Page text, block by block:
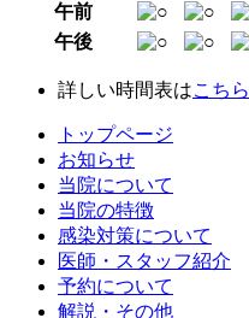
午前
午後
詳しい時間表はこちら
トップページ
お知らせ
当院について
当院の特徴
感染対策について
医師・スタッフ紹介
予約について
解説・その他